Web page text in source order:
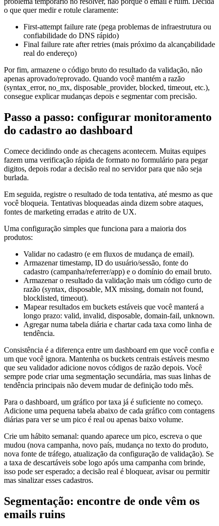
o que quer medir e rotule claramente:
First-attempt failure rate (pega problemas de infraestrutura ou
confiabilidade do DNS rápido)
Final failure rate after retries (mais próximo da alcançabilidade
real do endereço)
Por fim, armazene o código bruto do resultado da validação, não
apenas aprovado/reprovado. Quando você mantém a razão
(syntax_error, no_mx, disposable_provider, blocked, timeout, etc.),
consegue explicar mudanças depois e segmentar com precisão.
Passo a passo: configurar monitoramento
do cadastro ao dashboard
Comece decidindo onde as checagens acontecem. Muitas equipes
fazem uma verificação rápida de formato no formulário para pegar
digitos, depois rodar a decisão real no servidor para que não seja
burlada.
Em seguida, registre o resultado de toda tentativa, até mesmo as que
você bloqueia. Tentativas bloqueadas ainda dizem sobre ataques,
fontes de marketing erradas e atrito de UX.
Uma configuração simples que funciona para a maioria dos
produtos:
Validar no cadastro (e em fluxos de mudança de email).
Armazenar timestamp, ID do usuário/sessão, fonte do
cadastro (campanha/referrer/app) e o domínio do email bruto.
Armazenar o resultado da validação mais um código curto de
razão (syntax, disposable, MX missing, domain not found,
blocklisted, timeout).
Mapear resultados em buckets estáveis que você manterá a
longo prazo: valid, invalid, disposable, domain-fail, unknown.
Agregar numa tabela diária e chartar cada taxa como linha de
tendência.
Consistência é a diferença entre um dashboard em que você confia e
um que você ignora. Mantenha os buckets centrais estáveis mesmo
que seu validador adicione novos códigos de razão depois. Você
sempre pode criar uma segmentação secundária, mas suas linhas de
tendência principais não devem mudar de definição todo mês.
Para o dashboard, um gráfico por taxa já é suficiente no começo.
Adicione uma pequena tabela abaixo de cada gráfico com contagens
diárias para ver se um pico é real ou apenas baixo volume.
Crie um hábito semanal: quando aparece um pico, escreva o que
mudou (nova campanha, novo país, mudança no texto do produto,
nova fonte de tráfego, atualização da configuração de validação). Se
a taxa de descartáveis sobe logo após uma campanha com brinde,
isso pode ser esperado; a decisão real é bloquear, avisar ou permitir
mas sinalizar esses cadastros.
Segmentação: encontre de onde vêm os
emails ruins